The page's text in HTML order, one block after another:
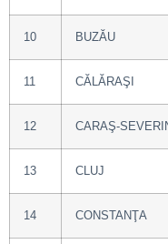
10 BUZĂU
11 CĂLĂRAŞI
12 CARAŞ-
13 CLUJ
14 CONSTANŢA